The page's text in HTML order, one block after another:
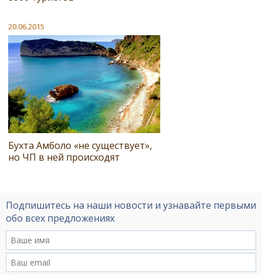
20.06.2015
Бухта Амболо «не существует»,
но ЧП в ней происходят
Подпишитесь на наши новости и узнавайте первыми
обо всех предложениях